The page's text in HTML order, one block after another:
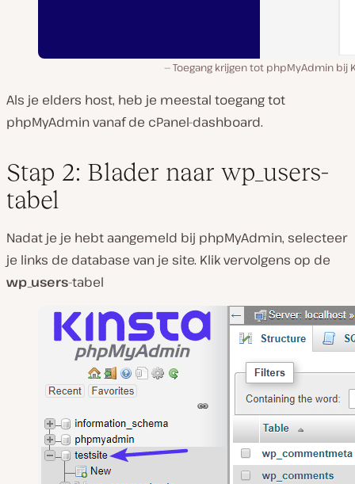
Toegang krijgen tot phpMyAdmin bij
Als je elders host, heb je meestal toegang tot
phpMyAdmin vanaf de cPanel-dashboard.
Stap 2: Blader naar wp_users-
tabel
Nadat je je hebt aangemeld bij phpMyAdmin, selecteer
je links de database van je site. Klik vervolgens op de
wp_users-tabel